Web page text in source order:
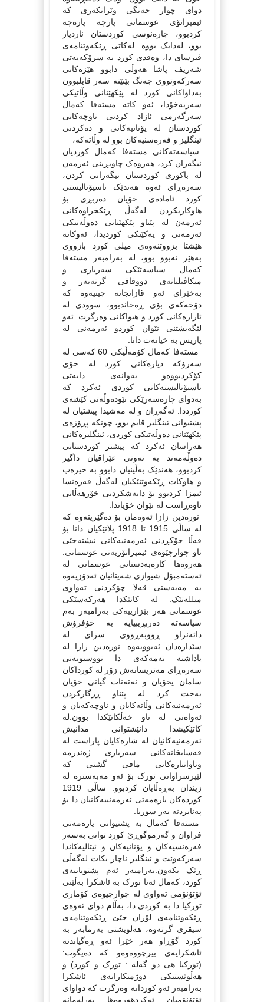
دوای چوار جه‌نگی وێرانکه‌ری که‌
ئیمپراتۆی عوسمانی پارچه‌ پاره‌چه‌
کردبوو، چاره‌نوسی کوردستان ناردیار
بوو، له‌دایک بووه‌. له‌کاتی ڕێکه‌وتنامه‌ی
ڤیرسای دا، وه‌فدی کورد به‌ سرۆکه‌یه‌تی
شه‌ریف پاشا هه‌وڵی دابوو هێزه‌کانی
سه‌رکه‌وتووی جه‌نگ بێنێته‌ سه‌ر قایلبوون
به‌داواکانی کورد له‌ پێکهێنانی وڵاتیکی
سه‌ربه‌خۆدا، ئه‌و کاته‌ مسته‌فا که‌مال
سه‌رگه‌رمی ئازاد کردنی ناوچه‌کانی
کوردستان له‌ یۆنانیه‌کانی و ده‌کردنی
ئینگلیز و فه‌ره‌سنیه‌کان بوو له‌ وڵاته‌که‌،
سیاسه‌ته‌کانی مسته‌فا که‌مال کوردیان
نیگه‌ران کرد، هه‌روه‌ک چاوبڕینی ئه‌رمه‌ن
له‌ باکوری کوردستان نیگه‌رانی کردن،
سه‌ره‌ڕای ئه‌وه‌ هه‌ندێک ناسیۆنالیستی
کورد ئاماده‌ی خۆیان ده‌ربڕی بۆ
هاوکاریکردن له‌گه‌ڵ ڕێکخراوه‌کانی
ئه‌رمه‌ن له‌ پێناو پێکهێنانی ده‌وڵه‌تیکی
ئه‌رمه‌نی و یه‌کێتکی کوردیدا، ئه‌وکاته‌
هێشتا بزووتنه‌وه‌ی میلی کورد بازووی
به‌هێز نه‌بوو بوو، له‌ به‌رامبه‌ر مسته‌فا
که‌مال سیاسه‌تێکی سه‌ربازی و
میکاڤیلیانه‌ی دووفاقی گرته‌به‌ر و
به‌خێرای ئه‌و قازانجانه‌ چینیه‌وه‌ که‌
دۆخه‌که‌ی بۆی ڕه‌خاندبوو، سوودی له‌
ئازاره‌کانی کورد و هیواکانی وه‌رگرت. ئه‌و
لێگه‌یشتنی نێوان کوردو ئه‌رمه‌نی له‌
پاریس به‌ خیانه‌ت دانا.
مسته‌فا که‌مال کۆمه‌ڵیکی 60 که‌سی له‌
سه‌رۆکه‌ دیاره‌کانی کورد له‌ خۆی
کۆکردبووه‌و به‌وانه‌ی دایه‌تی
ناسیۆنالیسته‌کانی کوردی ئه‌کرد که‌
به‌دوای چاره‌سه‌رێکی نێوده‌وڵه‌تی کێشه‌ی
کورددا. ئه‌گه‌ڕان و له‌ مه‌شیدا پیشتیان له‌
پشتیوانی ئینگلیز قایم بوو، چونکه‌ پڕۆژه‌ی
پێکهێنانی ده‌وڵه‌تیکی کوردی، ئینگلیزه‌کانی
هه‌راسان ئه‌کرد که‌ پیشتر کوردستانی
ده‌وڵه‌مه‌ند به‌ نه‌وتی عێراقیان داگیر
کردبوو، هه‌ندێک به‌ڵینیان دابوو به‌ حیره‌ب
و هاوکات ڕێکه‌وتنێکیان له‌گه‌ڵ فه‌ره‌نسا
ئیمزا کردبوو بۆ دابه‌شکردنی خۆرهه‌ڵاتی
ناوه‌ڕاست له‌ نێوان خۆیاندا.
نوره‌دین زازا ئه‌وه‌مان بۆ ده‌گێریته‌وه‌ که‌
له‌ ساڵی 1915 تا 1918 پلانێکیان دانا بۆ
قه‌ڵا جۆكڕدنی ئه‌رمه‌نیه‌کانی نیشته‌جێی
ناو چوارچێوه‌ی ئیمپراتۆریه‌تی عوسمانی.
هه‌روه‌ها کاره‌به‌دستانی عوسمانی له‌
ئه‌سته‌مبۆل شیوازی شه‌یتانیان ئه‌دۆزیه‌وه‌
به‌ مه‌به‌ستی قه‌لا چۆکردنی ته‌واوی
میلله‌تێک. له کاتێکدا هه‌رکه‌سێکی
عوسمانی هه‌ر بێزارییه‌کی به‌رامبه‌ر به‌م
سیاسه‌ته‌ ده‌ربڕیبیایه‌ به‌ خۆفرۆش
دائه‌نراو ڕووبه‌ڕووی سزای له‌
سێداره‌دان ئه‌بوویه‌وه‌. نوره‌دین زازا له‌
یاداشته‌ نه‌مه‌که‌ی دا نووسیویه‌تی
سه‌ره‌ڕای مه‌تریسانه‌ش زۆر له‌ کورداکان
سامان یخۆیان و نه‌ته‌نات گیانی خۆیان
به‌خت کرد له‌ پێناو ڕزگارکردن
ئه‌رمه‌نیه‌کانی وڵاته‌کایان و ناوچه‌که‌یان و
ئه‌واه‌نی له‌ ناو خه‌ڵکانێکدا بوون.له‌
کاتێکیشدا دانێشتوانی مدانیش
ئه‌رمه‌نیه‌کانیان له‌ شاره‌کایان پاراست له‌
قه‌سابخانه‌کانی سه‌ربازی ژه‌ندرمه‌
وتاوانباره‌کانی مافی گشتی که‌
لێپرسراوانی تورک بۆ ئه‌و مه‌به‌ستره‌ له‌
زیندان به‌ڕه‌ڵایان کردبوو. ساڵی 1919
کورده‌کان یاره‌مه‌تی ئه‌رمه‌نییه‌کانیان دا بۆ
په‌نابردنه‌ به‌ر سوریا.
مسته‌فا که‌مال به‌ پشتیوانی یاره‌مه‌تی
فراوان و گه‌رموگوڕێ کورد توانی به‌سه‌ر
فه‌ره‌نسیه‌کان و یۆنانیه‌کان و ئیتالیه‌کاندا
سه‌رکه‌وێت و ئینگلیز ناچار بکات له‌گه‌ڵی
ڕێک بکه‌ون.به‌رامبه‌ر ئه‌م پشتویانیه‌ی
کورد، که‌مال ئه‌تا تورک به‌ ئاشکرا به‌ڵێنی
ئۆتۆنۆمی ته‌واوی له‌ چوارچیوه‌ی کۆماری
تورکیا دا به‌ کوردی دا، به‌ڵام دوای ئه‌وه‌ی
ڕێکه‌وتنامه‌ی لۆزان جێێ ڕێکه‌وتنامه‌ی
سیڤری گرته‌وه‌، هه‌لویشتی به‌رمابه‌ر به‌
کورد گۆڕاو هه‌ر خێرا ئه‌و ڕه‌گیاندنه‌
ئاشکرایه‌ی بیرچووه‌وه‌و که‌ ده‌یگوت:
(تورکیا هی دو گه‌له‌ : تورک و کورد) و
هه‌ڵوێستیکی دوژمنکارانه‌ی ئاشکرا
به‌رامبه‌ر ئه‌و کوردانه‌ وه‌رگرت که‌ دواوای
ئۆتۆنۆمیان ئه‌کردهه‌روه‌ها په‌رله‌مانه‌